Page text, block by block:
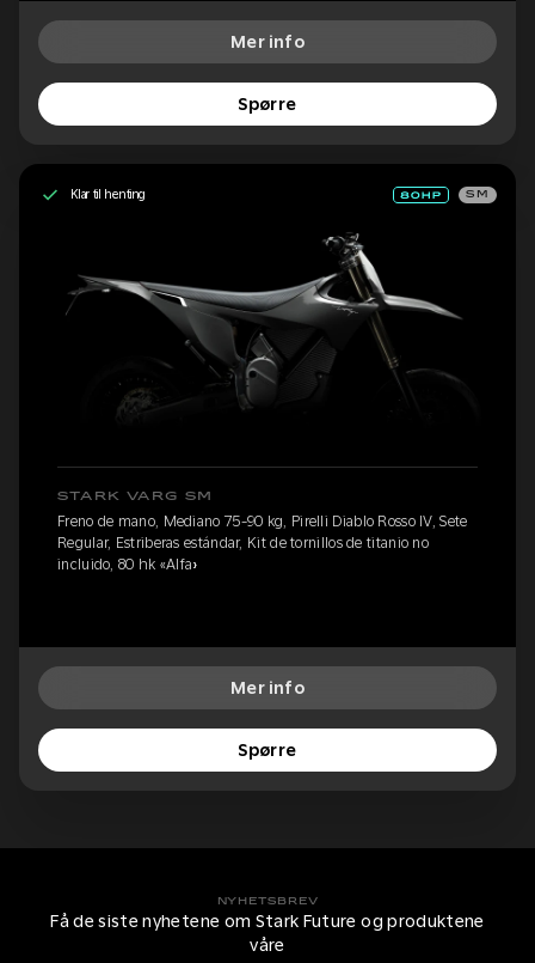
Mer info
Spørre
Klar til henting SM
STARK VARG SM
Freno de mano, Mediano 75-90 kg, Pirelli Diablo Rosso IV, Sete
Regular, Estriberas estándar, Kit de tornillos de titanio no
incluido, 80 hk «Alfa»
Mer info
Spørre
NYHETSBREV
Få de siste nyhetene om Stark Future og produktene
våre